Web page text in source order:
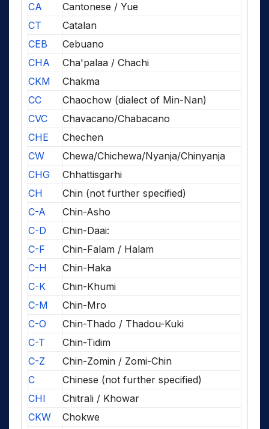
CA
Cantonese / Yue
CT
Catalan
CEB
Cebuano
CHA
Cha'palaa / Chachi
CKM
Chakma
CC
Chaochow (dialect of Min-Nan)
CVC
Chavacano/Chabacano
CHE
Chechen
CW
Chewa/Chichewa/Nyanja/Chinyanja
CHG
Chhattisgarhi
CH
Chin (not further specified)
C-A
Chin-Asho
C-D
Chin-Daai:
C-F
Chin-Falam / Halam
C-H
Chin-Haka
C-K
Chin-Khumi
C-M
Chin-Mro
C-O
Chin-Thado / Thadou-Kuki
C-T
Chin-Tidim
C-Z
Chin-Zomin / Zomi-Chin
C
Chinese (not further specified)
CHI
Chitrali / Khowar
CKW
Chokwe